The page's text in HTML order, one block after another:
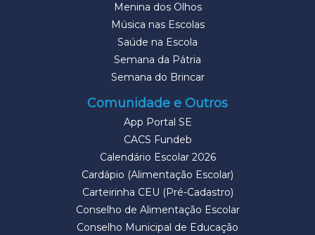
Menina dos Olhos
Música nas Escolas
Saúde na Escola
Semana da Pátria
Semana do Brincar
Comunidade e Outros
App Portal SE
CACS Fundeb
Calendário Escolar 2026
Cardápio (Alimentação Escolar)
Carteirinha CEU (Pré-Cadastro)
Conselho de Alimentação Escolar
Conselho Municipal de Educação